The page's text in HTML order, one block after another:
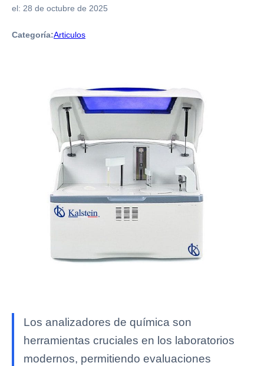
el: 28 de octubre de 2025
Categoría:Articulos
Los analizadores de química son
herramientas cruciales en los laboratorios
modernos, permitiendo evaluaciones